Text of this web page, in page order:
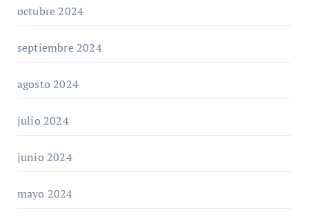
octubre 2024
septiembre 2024
agosto 2024
julio 2024
junio 2024
mayo 2024